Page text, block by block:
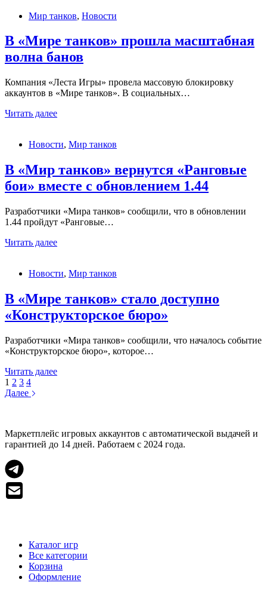
за
бои»
в
«Мире
Мир танков, Новости
В «Мире танков» прошла масштабная
волна банов
Компания «Леста Игры» провела массовую блокировку
аккаунтов в «Мире танков». В социальных…
Читать далееВ
прошла
волна
банов
Новости, Мир танков
В «Мир танков» вернутся «Ранговые
бои» вместе с обновлением 1.44
Разработчики «Мира танков» сообщили, что в обновлении
1.44 пройдут «Ранговые…
Читать далееВ
вернутся
бои»
вместе
с
1.44
Новости, Мир танков
В «Мире танков» стало доступно
«Конструкторское бюро»
Разработчики «Мира танков» сообщили, что началось событие
«Конструкторское бюро», которое…
Читать далееВ
бюро»
1 2 3 4
Далее
Маркетплейс игровых аккаунтов с автоматической выдачей и
гарантией до 14 дней. Работаем с 2024 года.
Каталог игр
Все категории
Корзина
Оформление